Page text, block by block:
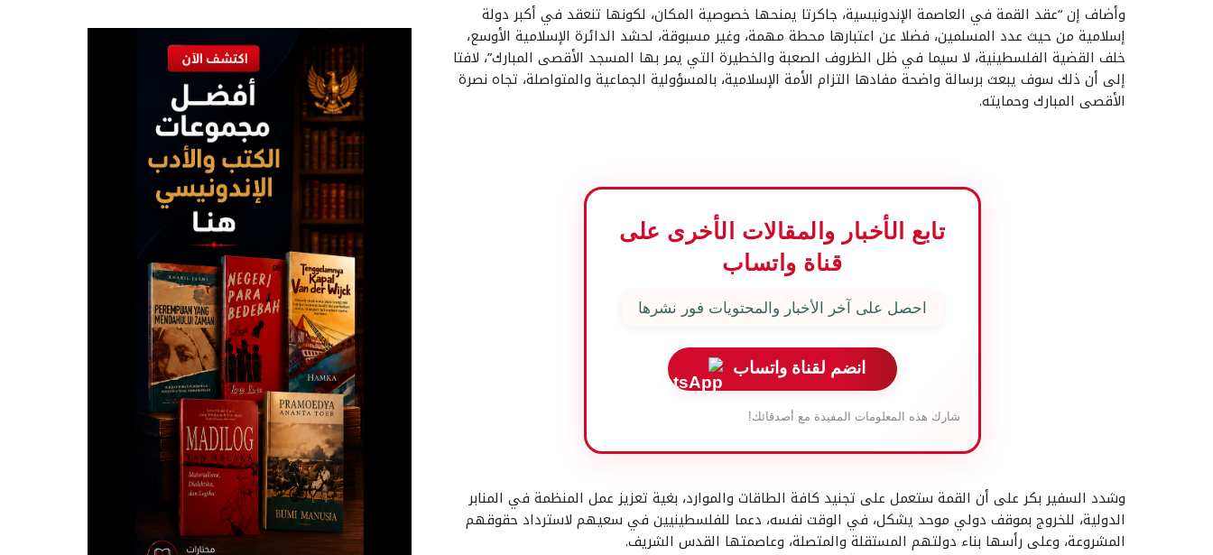
وأضاف إن “عقد القمة في العاصمة الإندونيسية، جاكرتا يمنحها خصوصية المكان، لكونها تنعقد في أكبر دولة
إسلامية من حيث عدد المسلمين، فضلا عن اعتبارها محطة مهمة، وغير مسبوقة، لحشد الدائرة الإسلامية الأوسع،
خلف القضية الفلسطينية، لا سيما في ظل الظروف الصعبة والخطيرة التي يمر بها المسجد الأقصى المبارك”، لافتا
إلى أن ذلك سوف يبعث برسالة واضحة مفادها التزام الأمة الإسلامية، بالمسؤولية الجماعية والمتواصلة، تجاه نصرة
الأقصى المبارك وحمايته.
تابع الأخبار والمقالات الأخرى على
قناة واتساب
احصل على آخر الأخبار والمحتويات فور نشرها
انضم لقناة واتساب
شارك هذه المعلومات المفيدة مع أصدقائك!
وشدد السفير بكر على أن القمة ستعمل على تجنيد كافة الطاقات والموارد، بغية تعزيز عمل المنظمة في المنابر
الدولية، للخروج بموقف دولي موحد يشكل، في الوقت نفسه، دعما للفلسطينيين في سعيهم لاسترداد حقوقهم
المشروعة، وعلى رأسها بناء دولتهم المستقلة والمتصلة، وعاصمتها القدس الشريف.